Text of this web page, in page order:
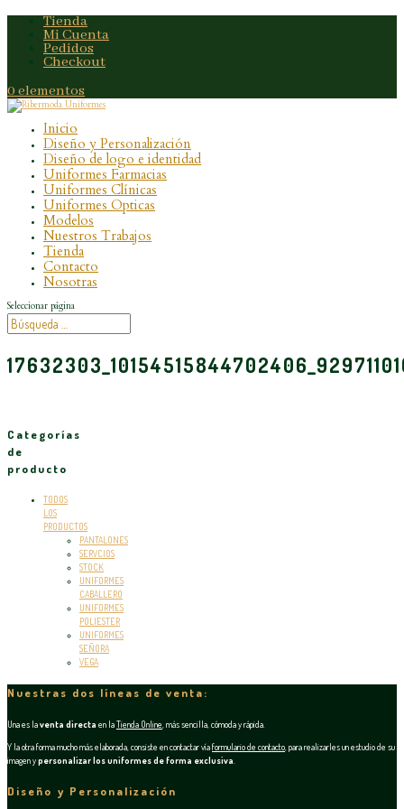
Tienda
Mi Cuenta
Pedidos
Checkout
0 elementos
Inicio
Diseño y Personalización
Diseño de logo e identidad
Uniformes Farmacias
Uniformes Clínicas
Uniformes Opticas
Modelos
Nuestros Trabajos
Tienda
Contacto
Nosotras
Seleccionar página
Categorías
de
producto
TODOS
LOS
PRODUCTOS
PANTALONES
SERVCIOS
STOCK
UNIFORMES
CABALLERO
UNIFORMES
POLIESTER
UNIFORMES
SEÑORA
VEGA
Nuestras dos líneas de venta:
Una es laventa directa en laTienda Online , más sencilla, cómoda y rápida.
Y la otra forma mucho más elaborada, consiste en contactar víaformulario de contacto , para realizarles un estudio de su
imagen ypersonalizar los uniformes de forma exclusiva
Diseño y Personalización